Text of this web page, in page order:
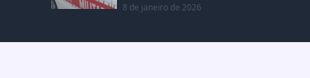
8 de janeiro de 2026